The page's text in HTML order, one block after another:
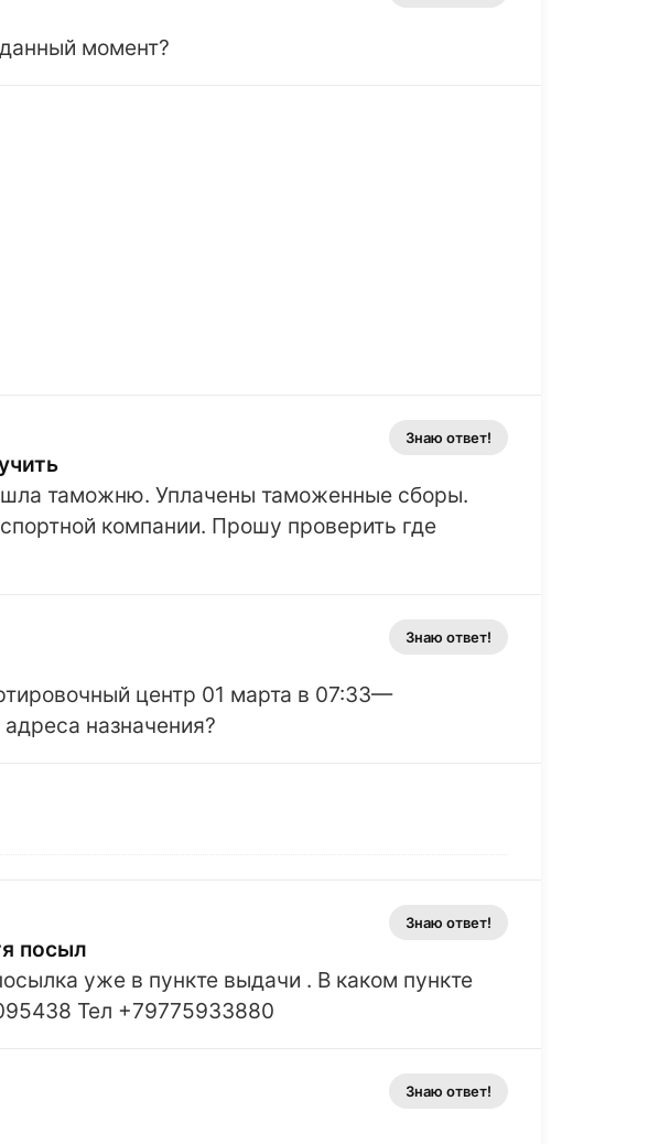
момент?
таможню. Уплачены таможенные сборы.
компании. Прошу проверить где
Знаю ответ!
центр 01 марта в 07:33—
назначения?
Знаю ответ!
посыл
уже в пункте выдачи . В каком пункте
Тел +79775933880
Знаю ответ!
Знаю ответ!